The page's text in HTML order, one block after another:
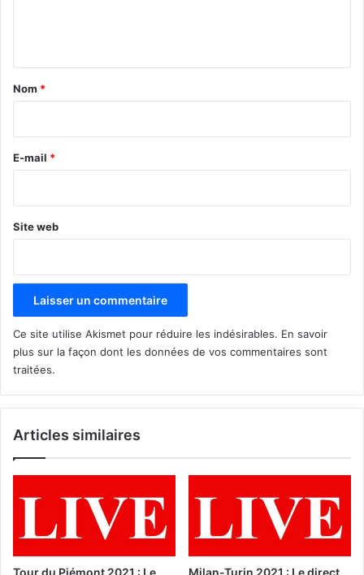
a
e
Nom *
E-mail *
Site web
Ce site utilise Akismet pour réduire les indésirables. En savoir
plus sur la façon dont les données de vos commentaires sont
traitées.
Articles similaires
Tour du Piémont 2021 : Le
Milan-Turin 2021 : Le direct